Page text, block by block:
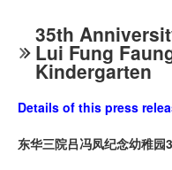
35th
Lui Fung
Kindergarten
Details of this press
东华三院吕冯凤纪念幼稚园